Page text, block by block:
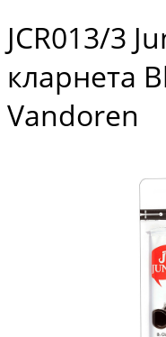
JCR013/3
кларнета
Vandoren